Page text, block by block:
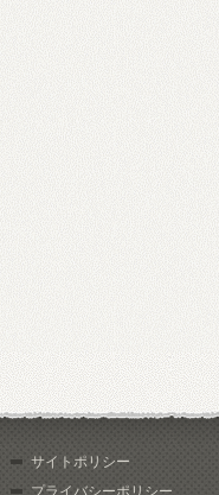
サイトポリシー
プライバシーポリシー